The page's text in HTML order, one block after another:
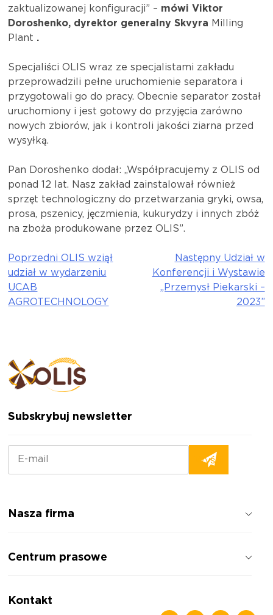
zaktualizowanej konfiguracji” – mówi Viktor
Doroshenko, dyrektor generalny Skvyra Milling
Plant .
Specjaliści OLIS wraz ze specjalistami zakładu
przeprowadzili pełne uruchomienie separatora i
przygotowali go do pracy. Obecnie separator został
uruchomiony i jest gotowy do przyjęcia zarówno
nowych zbiorów, jak i kontroli jakości ziarna przed
wysyłką.
Pan Doroshenko dodał: „Współpracujemy z OLIS od
ponad 12 lat. Nasz zakład zainstalował również
sprzęt technologiczny do przetwarzania gryki, owsa,
prosa, pszenicy, jęczmienia, kukurydzy i innych zbóż
na zboża produkowane przez OLIS”.
Nawigacja
wpisu
Poprzedni OLIS wziął
udział w wydarzeniu
UCAB
AGROTECHNOLOGY
Następny Udział w
Konferencji i Wystawie
„Przemysł Piekarski –
2023”
Subskrybuj newsletter
Nasza firma
Opinie o firmie
Centrum prasowe
Artykuły
Kontakt